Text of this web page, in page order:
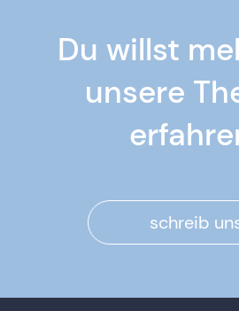
Du willst
unsere
schreib